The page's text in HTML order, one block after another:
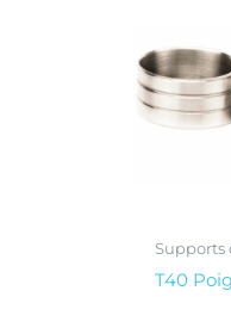
Supports
T40